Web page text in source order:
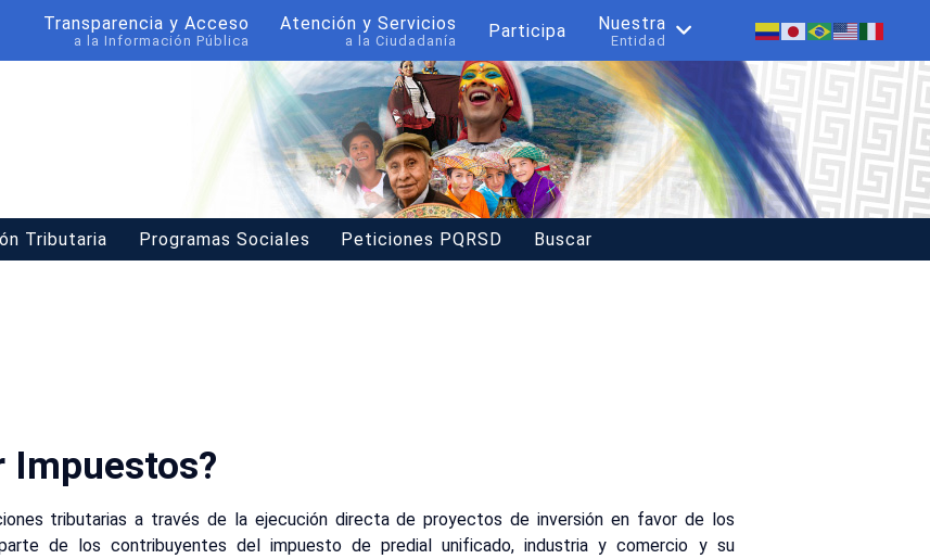
Transparencia y Acceso
a la Información Pública
Atención y Servicios
a la Ciudadanía Participa Nuestra
Entidad
Tributaria Programas Sociales Peticiones PQRSD Buscar
Impuestos?
tributarias a través de la ejecución directa de proyectos de inversión en favor de los
de los contribuyentes del impuesto de predial unificado, industria y comercio y su